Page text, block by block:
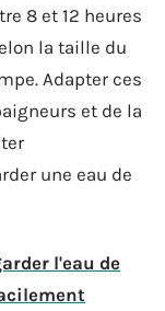
8 et 12 heures
la taille du
Adapter ces
et de la
une eau de
l'eau de